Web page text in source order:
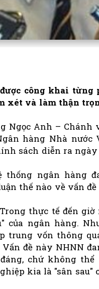
công khai từng
xét và làm thận
Ngọc Anh – Chánh
hàng Nhà nước
sách diễn ra ngày
thống ngân hàng
thế nào về vấn đề
thực tế đến
của ngân hàng.
trung vốn thông
đề này NHNN
chứ không
kia là "sân sau"